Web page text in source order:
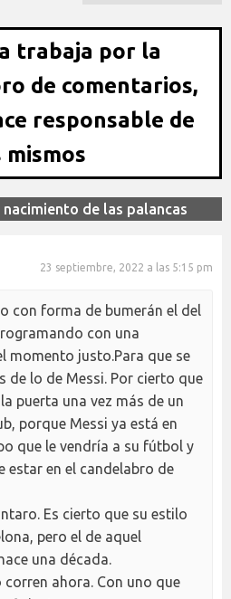
trabaja por la
de comentarios,
responsable de
mismos
de las palancas
23 septiembre, 2022 a las 5:15 pm
con forma de bumerán el del
con una
momento justo.Para que se
de lo de Messi. Por cierto que
puerta una vez más de un
porque Messi ya está en
que le vendría a su fútbol y
estar en el candelabro de
Es cierto que su estilo
pero el de aquel
una década.
corren ahora. Con uno que